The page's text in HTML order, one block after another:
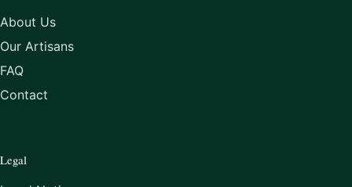
About Us
Our Artisans
FAQ
Contact
Legal